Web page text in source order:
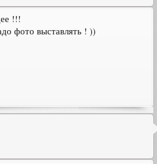
!!!
фото выставлять ! ))